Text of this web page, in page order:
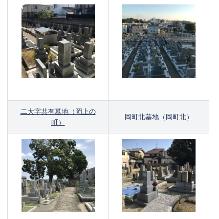
二大字共有墓地（岡上の
町）
岡町北墓地（岡町北）